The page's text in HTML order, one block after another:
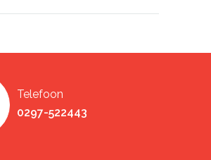
Telefoon
0297-522443